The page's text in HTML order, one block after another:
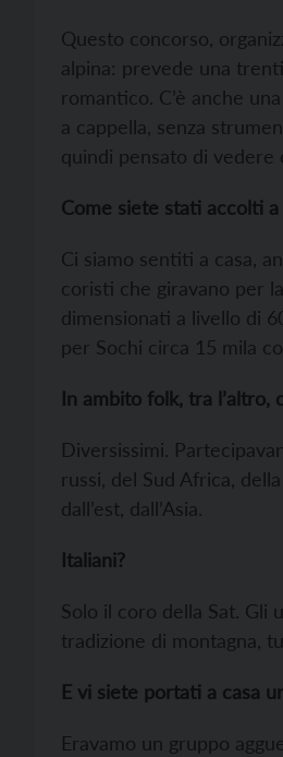
Questo concorso,
alpina: prevede una
romantico. C’è anche
a cappella, senza
quindi pensato di vedere
Come siete stati accolti a
Ci siamo sentiti a casa,
coristi che giravano per
dimensionati a livello di
per Sochi circa 15 mila
In ambito folk, tra l’altro,
Diversissimi.
russi, del Sud Africa,
dall’est, dall’Asia.
Italiani?
Solo il coro della Sat. Gli
tradizione di montagna,
E vi siete portati a casa
Eravamo un gruppo